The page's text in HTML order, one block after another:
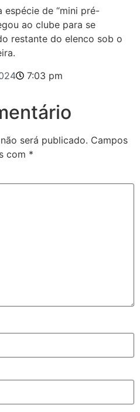
espécie de “mini pré-
ao clube para se
restante do elenco sob o
7:03 pm
será publicado. Campos
com *